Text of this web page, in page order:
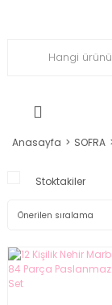
Anasayfa SOFRA
Stoktakiler